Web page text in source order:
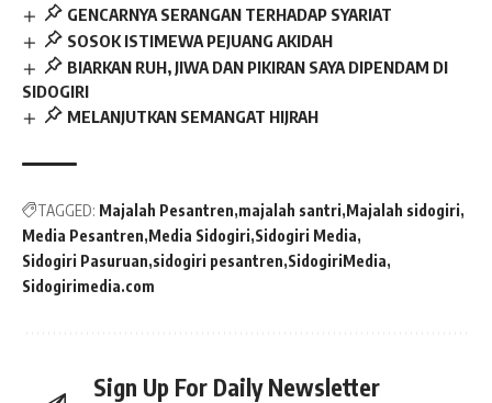
GENCARNYA SERANGAN TERHADAP SYARIAT
SOSOK ISTIMEWA PEJUANG AKIDAH
BIARKAN RUH, JIWA DAN PIKIRAN SAYA DIPENDAM DI
SIDOGIRI
MELANJUTKAN SEMANGAT HIJRAH
TAGGED: Majalah Pesantren majalah santri Majalah sidogiri
Media Pesantren Media Sidogiri Sidogiri Media
Sidogiri Pasuruan sidogiri pesantren SidogiriMedia
Sidogirimedia.com
Sign Up For Daily Newsletter